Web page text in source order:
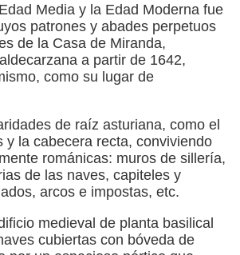
Media y la Edad Moderna fue
patrones y abades perpetuos
de la Casa de Miranda,
a partir de 1642,
como su lugar de
de raíz asturiana, como el
y la cabecera recta, conviviendo
románicas: muros de sillería,
de las naves, capiteles y
arcos e impostas, etc.
medieval de planta basilical
cubiertas con bóveda de